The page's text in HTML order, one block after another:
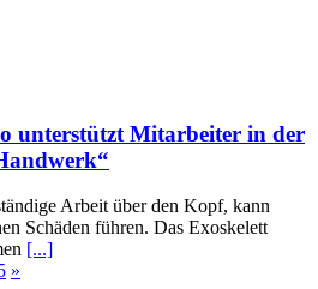
unterstützt Mitarbeiter in der
Arbeit über den Kopf, kann
Schäden führen. Das Exoskelett
[...]
»